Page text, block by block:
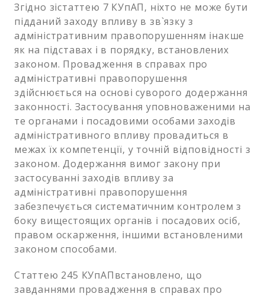
Згідно зістаттею 7 КУпАП, ніхто не може бути
підданий заходу впливу в зв`язку з
адміністративним правопорушенням інакше
як на підставах і в порядку, встановлених
законом. Провадження в справах про
адміністративні правопорушення
здійснюється на основі суворого додержання
законності. Застосування уповноваженими на
те органами і посадовими особами заходів
адміністративного впливу провадиться в
межах їх компетенції, у точній відповідності з
законом. Додержання вимог закону при
застосуванні заходів впливу за
адміністративні правопорушення
забезпечується систематичним контролем з
боку вищестоящих органів і посадових осіб,
правом оскарження, іншими встановленими
законом способами.
Статтею 245 КУпАПвстановлено, що
завданнями провадження в справах про